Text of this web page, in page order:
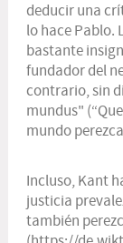
deducir una
lo hace Pablo.
bastante
fundador del
contrario, sin
mundus"
mundo
Incluso, Kant
justicia
también